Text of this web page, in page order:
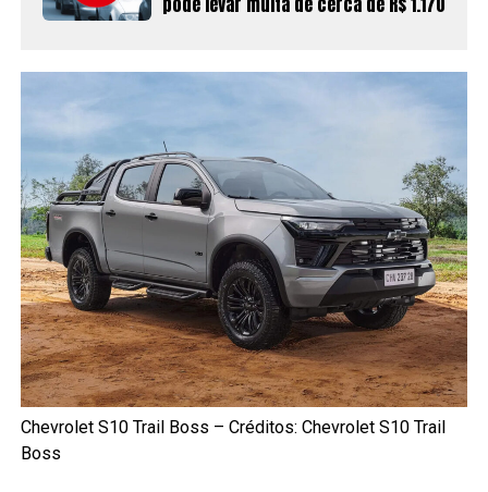
Chevrolet S10 Trail Boss – Créditos: Chevrolet S10 Trail
Boss